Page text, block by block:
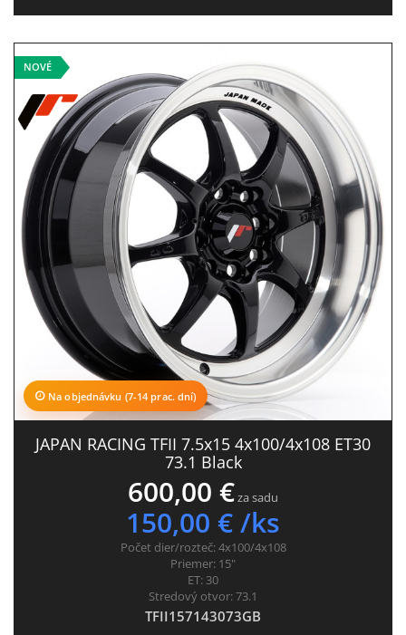
NOVÉ
Na objednávku (7-14 prac. dní)
JAPAN RACING TFII 7.5x15 4x100/4x108 ET30
73.1 Black
600,00 €za sadu
150,00 € /ks
Počet dier/rozteč:4x100/4x108
Priemer: 15"
ET: 30
Stredový otvor:73.1
TFII157143073GB